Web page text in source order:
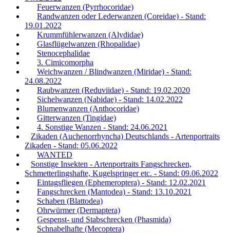
Feuerwanzen (Pyrrhocoridae)
Randwanzen oder Lederwanzen (Coreidae) - Stand:
19.01.2022
Krummfühlerwanzen (Alydidae)
Glasflügelwanzen (Rhopalidae)
Stenocephalidae
3. Cimicomorpha
Weichwanzen / Blindwanzen (Miridae) - Stand:
24.08.2022
Raubwanzen (Reduviidae) - Stand: 19.02.2020
Sichelwanzen (Nabidae) - Stand: 14.02.2022
Blumenwanzen (Anthocoridae)
Gitterwanzen (Tingidae)
4. Sonstige Wanzen - Stand: 24.06.2021
Zikaden (Auchenorrhyncha) Deutschlands - Artenportraits
Zikaden - Stand: 05.06.2022
WANTED
Sonstige Insekten - Artenportraits Fangschrecken,
Schmetterlingshafte, Kugelspringer etc. - Stand: 09.06.2022
Eintagsfliegen (Ephemeroptera) - Stand: 12.02.2021
Fangschrecken (Mantodea) - Stand: 13.10.2021
Schaben (Blattodea)
Ohrwürmer (Dermaptera)
Gespenst- und Stabschrecken (Phasmida)
Schnabelhafte (Mecoptera)